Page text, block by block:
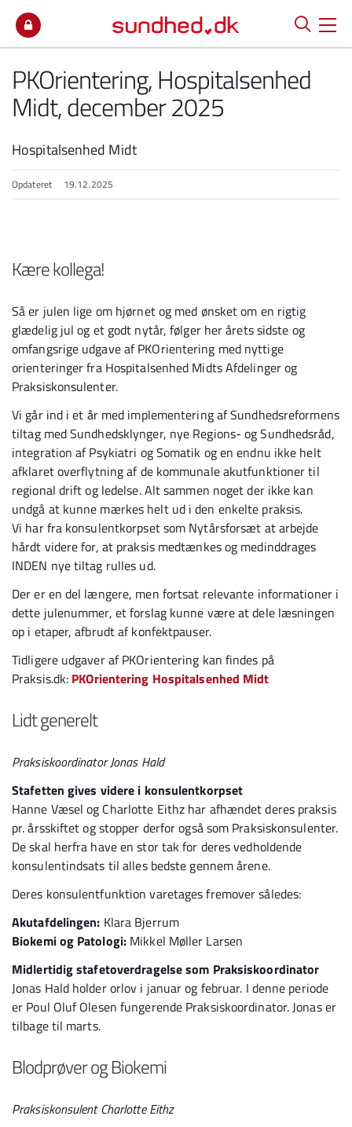
PKOrientering, Hospitalsenhed
Midt, december 2025
Hospitalsenhed Midt
Opdateret 19.12.2025
Kære kollega!
Så er julen lige om hjørnet og med ønsket om en rigtig
glædelig jul og et godt nytår, følger her årets sidste og
omfangsrige udgave af PKOrientering med nyttige
orienteringer fra Hospitalsenhed Midts Afdelinger og
Praksiskonsulenter.
Vi går ind i et år med implementering af Sundhedsreformens
tiltag med Sundhedsklynger, nye Regions- og Sundhedsråd,
integration af Psykiatri og Somatik og en endnu ikke helt
afklaret overflytning af de kommunale akutfunktioner til
regional drift og ledelse. Alt sammen noget der ikke kan
undgå at kunne mærkes helt ud i den enkelte praksis.
Vi har fra konsulentkorpset som Nytårsforsæt at arbejde
hårdt videre for, at praksis medtænkes og medinddrages
INDEN nye tiltag rulles ud.
Der er en del længere, men fortsat relevante informationer i
dette julenummer, et forslag kunne være at dele læsningen
op i etaper, afbrudt af konfektpauser.
Tidligere udgaver af PKOrientering kan findes på
Praksis.dk: PKOrientering Hospitalsenhed Midt
Lidt generelt
Praksiskoordinator Jonas Hald
Stafetten gives videre i konsulentkorpset
Hanne Væsel og Charlotte Eithz har afhændet deres praksis
pr. årsskiftet og stopper derfor også som Praksiskonsulenter.
De skal herfra have en stor tak for deres vedholdende
konsulentindsats til alles bedste gennem årene.
Deres konsulentfunktion varetages fremover således:
Akutafdelingen: Klara Bjerrum
Biokemi og Patologi: Mikkel Møller Larsen
Midlertidig stafetoverdragelse som Praksiskoordinator
Jonas Hald holder orlov i januar og februar. I denne periode
er Poul Oluf Olesen fungerende Praksiskoordinator. Jonas er
tilbage til marts.
Blodprøver og Biokemi
Praksiskonsulent Charlotte Eithz